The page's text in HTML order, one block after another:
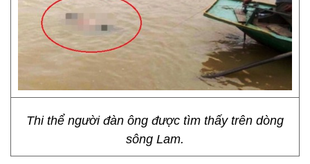
Thi thể người đàn ông được tìm thấy trên dòng
sông Lam.